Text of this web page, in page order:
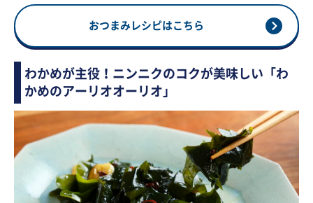
おつまみレシピはこちら
わかめが主役！ニンニクのコクが美味しい「わ
かめのアーリオオーリオ」